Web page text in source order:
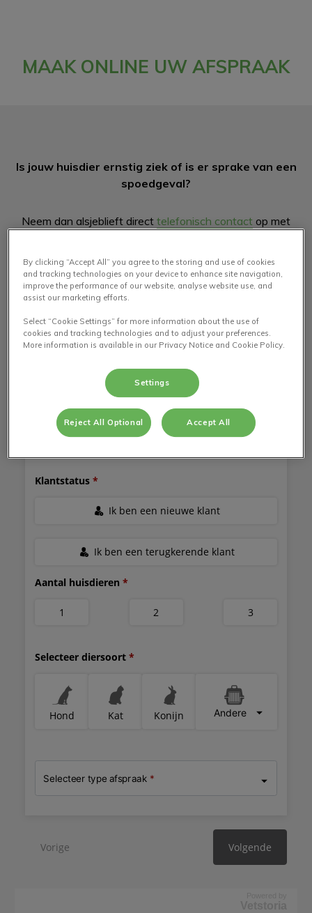
MAAK ONLINE UW AFSPRAAK
Is jouw huisdier ernstig ziek of is er sprake van een
spoedgeval?
Neem dan alsjeblieft direct telefonisch contact op met
SOORTEN ONLINE AFSPRAKEN
By clicking “Accept All” you agree to the storing and use of cookies
and tracking technologies on your device to enhance site navigation,
improve the performance of our website, analyse website use, and
assist our marketing efforts.
Select “Cookie Settings” for more information about the use of
cookies and tracking technologies and to adjust your preferences.
More information is available in our Privacy Notice and Cookie Policy.
Settings
Reject All Optional Accept All